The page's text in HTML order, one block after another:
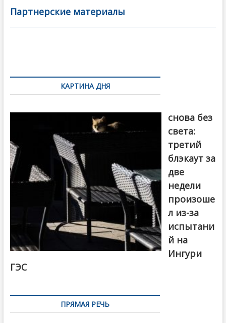
b
o
er l
а
в
Партнерские материалы
по
записямКАРТИНА ДНЯ
снова без
света:
третий
блэкаут за
две
недели
произоше
л из-за
испытани
й на
Ингури
ГЭС
ПРЯМАЯ РЕЧЬ